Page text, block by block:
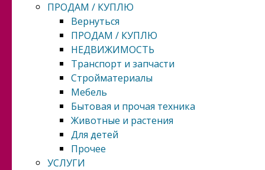
ПРОДАМ / КУПЛЮ
Вернуться
ПРОДАМ / КУПЛЮ
НЕДВИЖИМОСТЬ
Транспорт и запчасти
Стройматериалы
Мебель
Бытовая и прочая техника
Животные и растения
Для детей
Прочее
УСЛУГИ